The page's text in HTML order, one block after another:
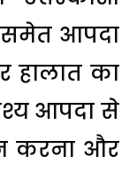
समेत आपदा
हालात का
आपदा से
करना और